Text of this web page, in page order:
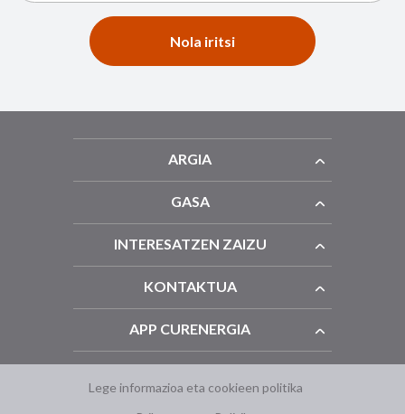
Nola iritsi
ARGIA
GASA
INTERESATZEN ZAIZU
KONTAKTUA
APP CURENERGIA
Lege informazioa eta cookieen politika